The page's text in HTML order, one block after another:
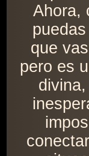
Ahora,
que
pero es